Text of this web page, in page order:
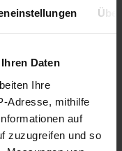
Daten
Ihre
Adresse, mithilfe
auf
zuzugreifen und so
1x HDMI
2.1b
3x
DisplayPort
2.1b